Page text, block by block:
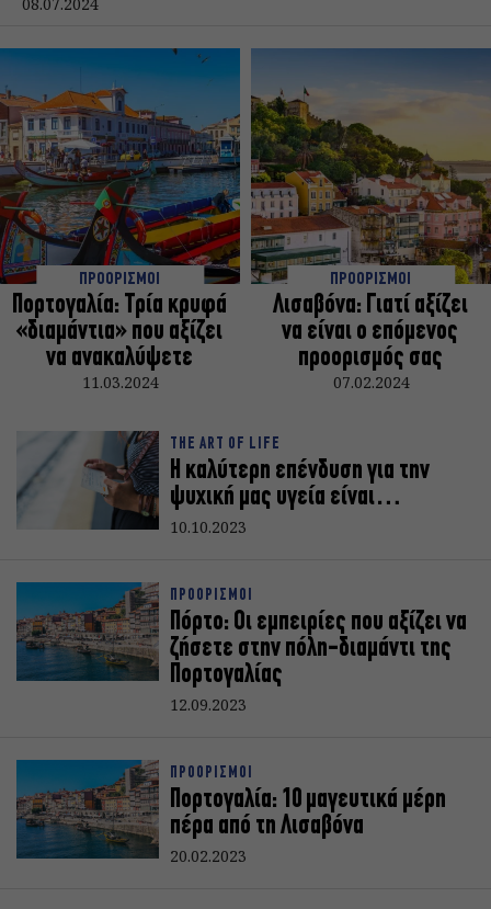
ΠΡΟΟΡΙΣΜΟΙ
Πορτογαλία: Τρία κρυφά
«διαμάντια» που αξίζει
να ανακαλύψετε
11.03.2024
ΠΡΟΟΡΙΣΜΟΙ
Λισαβόνα: Γιατί αξίζει
να είναι ο επόμενος
προορισμός σας
07.02.2024
THE ART OF LIFE
Η καλύτερη επένδυση για την
ψυχική μας υγεία είναι…
10.10.2023
ΠΡΟΟΡΙΣΜΟΙ
Πόρτο: Οι εμπειρίες που αξίζει να
ζήσετε στην πόλη-διαμάντι της
Πορτογαλίας
12.09.2023
ΠΡΟΟΡΙΣΜΟΙ
Πορτογαλία: 10 μαγευτικά μέρη
πέρα από τη Λισαβόνα
20.02.2023